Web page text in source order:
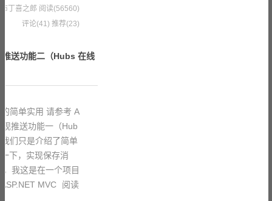
丁喜之郎 阅读(56560)
评论(41) 推荐(23)
送功能二（Hubs 在线
简单实用 请参考 A
推送功能一（Hub
们只是介绍了简单
下，实现保存消
我这是在一个项目
MVC
阅读